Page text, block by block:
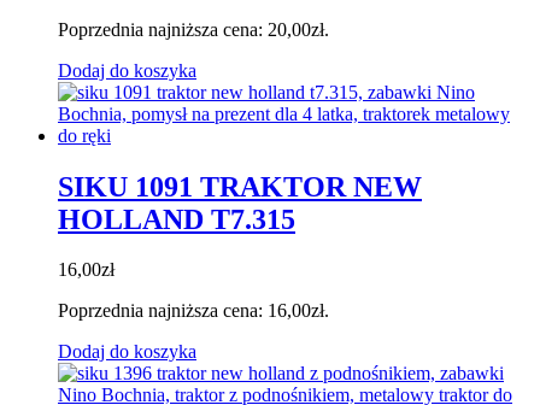
Poprzednia najniższa cena: 20,00zł.
Dodaj do koszyka
SIKU 1091 TRAKTOR NEW
HOLLAND T7.315
16,00zł
Poprzednia najniższa cena: 16,00zł.
Dodaj do koszyka